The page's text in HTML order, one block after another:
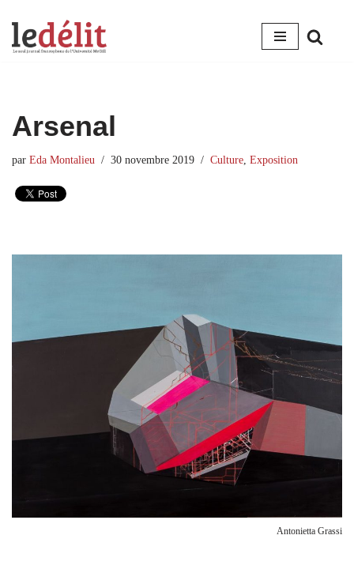
Aller
Arsenal
par Eda Montalieu 30 novembre 2019 Culture Exposition
Antonietta Grassi